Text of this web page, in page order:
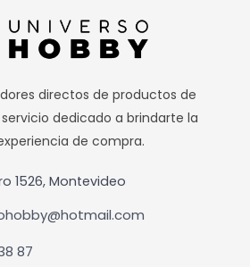
directos de productos de
dedicado a brindarte la
de compra.
1526, Montevideo
87